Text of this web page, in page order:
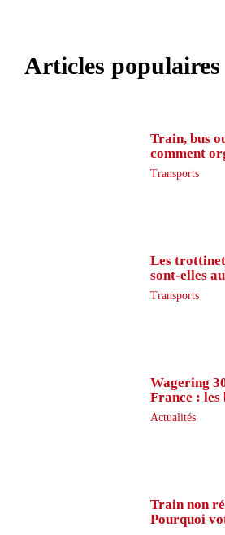
Articles populaires
Train, bus
comment
l’itinéraire
Transports
Les
sont-elles
métro ?
Transports
Wagering
France : les
peu de
vraiment
Actualités
Train non
Pourquoi